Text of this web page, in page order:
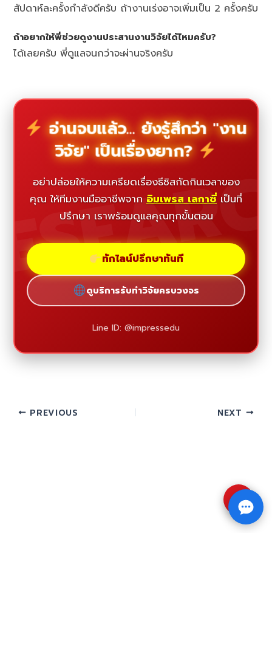
สัปดาห์ละครั้งกำลังดีครับ ถ้างานเร่งอาจเพิ่มเป็น 2 ครั้งครับ
ถ้าอยากให้พี่ช่วยดูงานประสานงานวิจัยได้ไหมครับ?
ได้เลยครับ พี่ดูแลจนกว่าจะผ่านจริงครับ
อ่านจบแล้ว... ยังรู้สึกว่า "งาน
วิจัย" เป็นเรื่องยาก?
อย่าปล่อยให้ความเครียดเรื่องธีซิสกัดกินเวลาของ
คุณ ให้ทีมงานมืออาชีพจาก อิมเพรส เลกาซี่ เป็นที่
ปรึกษา เราพร้อมดูแลคุณทุกขั้นตอน
ทักไลน์ปรึกษาทันที
ดูบริการรับทำวิจัยครบวงจร
Line ID: @impressedu
PREVIOUS NEXT
⇧